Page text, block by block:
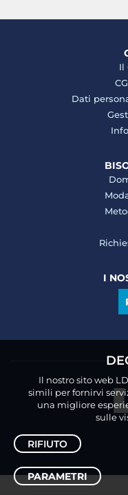
Il
Dati
I
Il nostro sito web
simili per fornirvi
una migliore
sulle
RIFIUTO
PARAMETRI